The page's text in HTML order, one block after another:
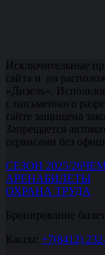
Исключительные
сайта и на
«Дизель».
с письменного
сайте защищена
Запрещается
сервисами без
СЕЗОН 2025/26
АРЕНАБИЛЕТЫ
ОХРАНА ТРУДА
Бронирование
Кассы: +7(8412)